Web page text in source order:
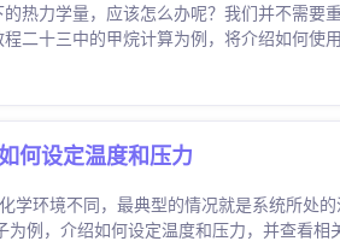
热力学量，应该怎么办呢？我们并不需要
二十三中的甲烷计算为例，将介绍如何使
何设定温度和压力
环境不同，最典型的情况就是系统所处的
例，介绍如何设定温度和压力，并查看相